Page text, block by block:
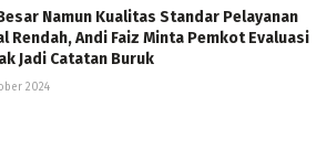
Namun Kualitas Standar Pelayanan
Rendah, Andi Faiz Minta Pemkot Evaluasi
Jadi Catatan Buruk
2024